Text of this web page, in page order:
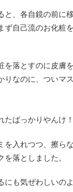
と、各自鏡の前に
ず自己流のお化粧
を落とすのに皮膚
りなのに、ついマ
たばっかりやんけ！
を入れつつ、擦ら
を落としました。
にも気ぜわしいのよ